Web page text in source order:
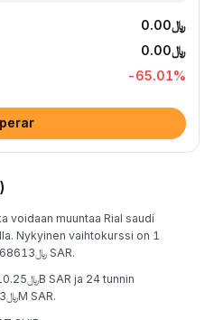
﷼0.00
﷼0.00
-65.01%
voidaan muuntaa Rial saudí
Nykyinen vaihtokurssi on 1
SHIB = ﷼0.000017402839636968613 SAR.
kaupankäyntivolyymi on ﷼185.53M SAR.